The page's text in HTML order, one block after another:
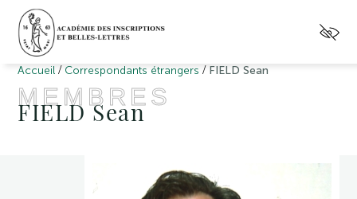
Accueil / Correspondants étrangers / FIELD Sean
MEMBRES
FIELD Sean